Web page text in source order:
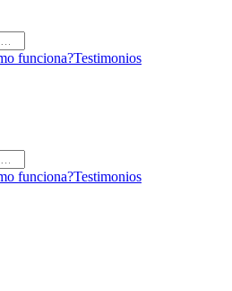
funciona?Testimonios
funciona?Testimonios